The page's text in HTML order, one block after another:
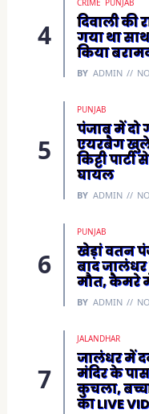
दिवाली की
गया था
किया
BY ADMIN
PUNJAB
पंजाब में दो
एयरबैग खुले,
किट्टी
घायल
BY ADMIN
PUNJAB
खेड़ां वतन
बाद
मौत, कैमरे
BY ADMIN
JALANDHAR
जालंधर में
मंदिर के
कुचला,
का LIVE